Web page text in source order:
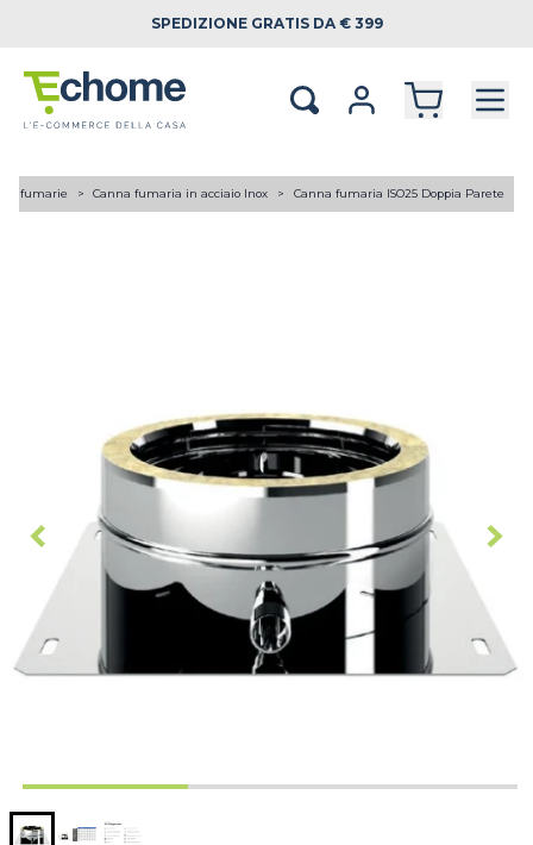
SPEDIZIONE GRATIS DA € 399
fumarie Canna fumaria in acciaio Inox Canna fumaria ISO25 Doppia Parete